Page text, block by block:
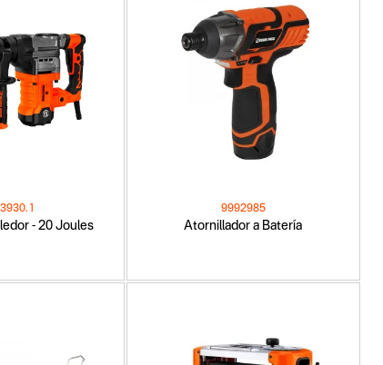
- 20 Joules Atornillador a Batería
9992985